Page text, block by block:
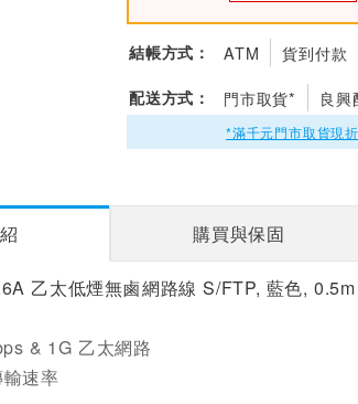
結帳方式： ATM 貨到付款
配送方式： 門市取貨* 良興
*滿千元門市取貨現
購買與保固
乙太低煙無鹵網路線 S/FTP, 藍色, 0.5m
& 1G 乙太網路
速率